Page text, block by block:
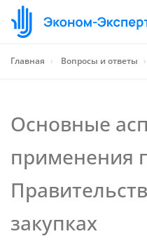
Главная › Вопросы и ответы ›
Основные
применения
закупках